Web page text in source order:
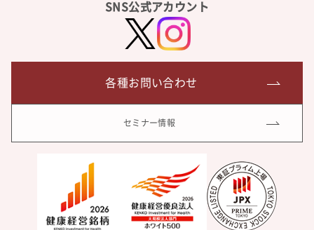
SNS公式アカウント
各種お問い合わせ
セミナー情報